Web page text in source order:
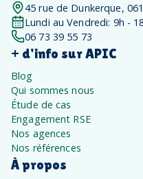
45 rue de Dunkerque,
Lundi au Vendredi: 9h -
06 73 39 55 73
+ d'info sur APIC
Blog
Qui sommes nous
Étude de cas
Engagement RSE
Nos agences
Nos références
À propos